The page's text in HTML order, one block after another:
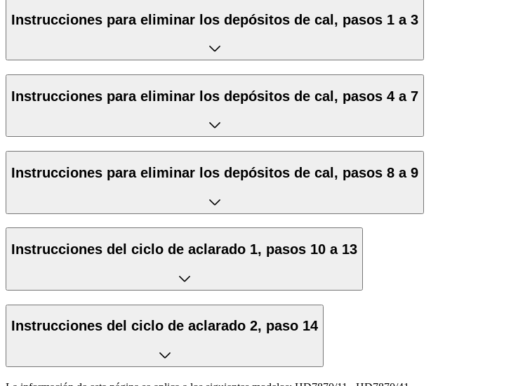
Instrucciones para eliminar los depósitos de cal, pasos 1 a 3
Instrucciones para eliminar los depósitos de cal, pasos 4 a 7
Instrucciones para eliminar los depósitos de cal, pasos 8 a 9
Instrucciones del ciclo de aclarado 1, pasos 10 a 13
Instrucciones del ciclo de aclarado 2, paso 14